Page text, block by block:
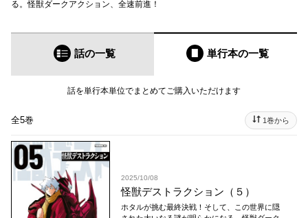
る。怪獣ダークアクション、全速前進！
話の一覧 単行本の一覧
話を単行本単位でまとめてご購入いただけます
全5巻 1巻から
2025/10/08
怪獣デストラクション（５）
ホタルが挑む最終決戦！そして、この世界に隠